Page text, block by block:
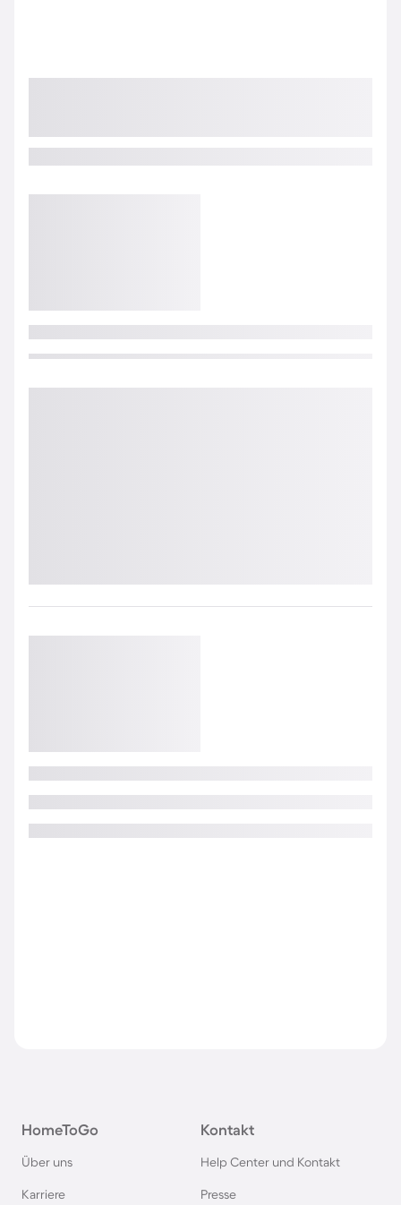
HomeToGo
Über uns
Karriere
Kontakt
Help Center und Kontakt
Presse